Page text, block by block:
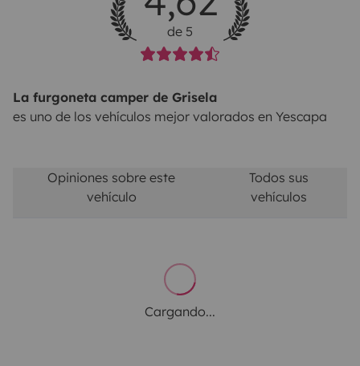
de 5
La furgoneta camper de Grisela
es uno de los vehículos mejor valorados en Yescapa
Opiniones sobre este
vehículo
Todos sus
vehículos
Cargando...